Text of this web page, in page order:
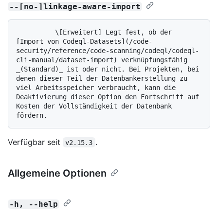
--[no-]linkage-aware-import
[Import von Codeql-Datasets](/code-
security/reference/code-scanning/codeql/codeql-
cli-manual/dataset-import) verknüpfungsfähig
_(Standard)_ ist oder nicht. Bei Projekten, bei
denen dieser Teil der Datenbankerstellung zu
viel Arbeitsspeicher verbraucht, kann die
Deaktivierung dieser Option den Fortschritt auf
Kosten der Vollständigkeit der Datenbank
Verfügbar seit v2.15.3 .
Allgemeine Optionen
-h, --help